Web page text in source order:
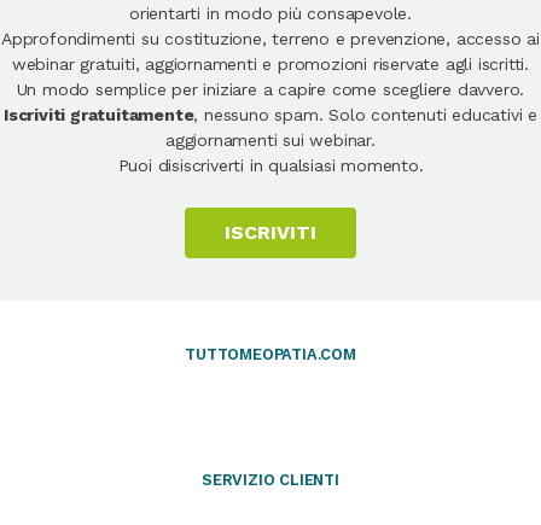
orientarti in modo più consapevole.
Approfondimenti su costituzione, terreno e prevenzione, accesso ai
webinar gratuiti, aggiornamenti e promozioni riservate agli iscritti.
Un modo semplice per iniziare a capire come scegliere davvero.
Iscriviti gratuitamente, nessuno spam. Solo contenuti educativi e
aggiornamenti sui webinar.
Puoi disiscriverti in qualsiasi momento.
ISCRIVITI
TUTTOMEOPATIA.COM
SERVIZIO CLIENTI